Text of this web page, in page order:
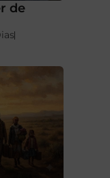
de